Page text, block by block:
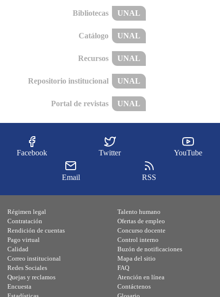
Bibliotecas UNAL
Catálogo UNAL
Recursos UNAL
Repositorio institucional UNAL
Portal de revistas UNAL
Facebook Twitter YouTube
Email RSS
Régimen legal
Contratación
Rendición de cuentas
Pago virtual
Calidad
Talento humano
Ofertas de empleo
Concurso docente
Control interno
Buzón de notificaciones
Correo institucional
Redes Sociales
Quejas y reclamos
Encuesta
Mapa del sitio
FAQ
Atención en línea
Contáctenos